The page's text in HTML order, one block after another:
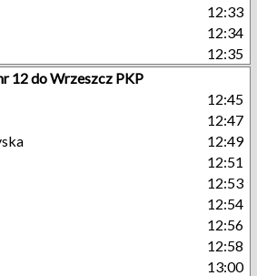
12:33
12:34
12:35
12 do Wrzeszcz PKP
12:45
12:47
12:49
12:51
12:53
12:54
12:56
12:58
13:00